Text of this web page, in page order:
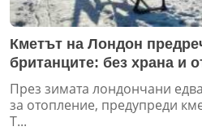
Кметът на Лондон
британците: без храна и
През зимата лондончани
за отопление, предупреди
T...